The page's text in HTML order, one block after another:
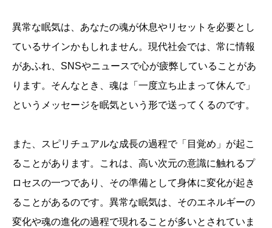
異常な眠気は、あなたの魂が休息やリセットを必要とし
ているサインかもしれません。現代社会では、常に情報
があふれ、SNSやニュースで心が疲弊していることがあ
ります。そんなとき、魂は「一度立ち止まって休んで」
というメッセージを眠気という形で送ってくるのです。
また、スピリチュアルな成長の過程で「目覚め」が起こ
ることがあります。これは、高い次元の意識に触れるプ
ロセスの一つであり、その準備として身体に変化が起き
ることがあるのです。異常な眠気は、そのエネルギーの
変化や魂の進化の過程で現れることが多いとされていま